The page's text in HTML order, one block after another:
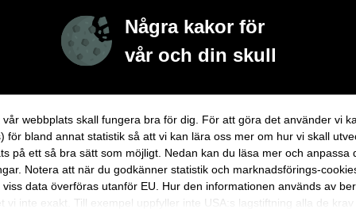
Några kakor för
vår och din skull
vår webbplats skall fungera bra för dig. För att göra det använder vi
för bland annat statistik så att vi kan lära oss mer om hur vi skall
på ett så bra sätt som möjligt. Nedan kan du läsa mer och anpassa
Notera att när du godkänner statistik och marknadsförings-
viss data överföras utanför EU. Hur den informationen används av
vi inte exakt. Till exempel uppfyller inte USA:s lagstiftning alla de krav
CombinedX medverkan på Aktiedagarna
Inspelning från presentation/frågestund
CombinedX presentation från
Intervju med VD Jörgen Qwist på
CombinedX medverkar på Redeye
Intervju med VD Jörgen Qwist avs. Q1